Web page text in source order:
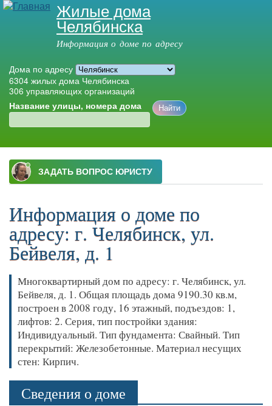
Перейти к
основному
содержанию
Жилые дома
Челябинска
Информация о доме по адресу
Дома по адресу
6304 жилых дома Челябинска
306 управляющих организаций
Название улицы, номера дома
Главное меню
Информация о доме по
адресу: г. Челябинск, ул.
Бейвеля, д. 1
Многоквартирный дом по адресу: г. Челябинск, ул.
Бейвеля, д. 1. Общая площадь дома 9190.30 кв.м,
построен в 2008 году, 16 этажный, подъездов: 1,
лифтов: 2. Серия, тип постройки здания:
Индивидуальный. Тип фундамента: Свайный. Тип
перекрытий: Железобетонные. Материал несущих
стен: Кирпич.
Сведения о доме